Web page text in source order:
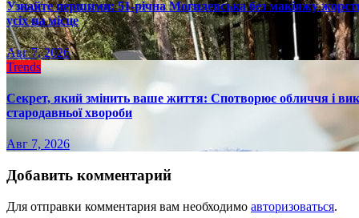
Узнайте першими: 51-річна Могилевська без макіяжу
усіх на місце
Авг 7, 2026
Trends
Секрет, який змінить ваше життя: Спотворює обличчя і
стародавньої хвороби
Авг 7, 2026
Добавить комментарий
Для отправки комментария вам необходимо авторизоваться.